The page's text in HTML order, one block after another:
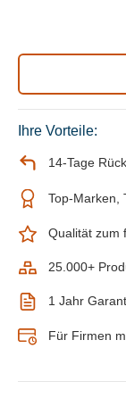
Ihre Vorteile:
14-Tage
Top-Marken,
Qualität zum
25.000+
1 Jahr
Für Firmen